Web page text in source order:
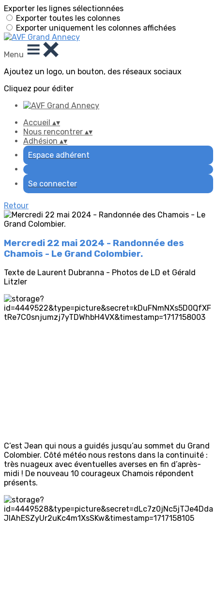
Exporter les lignes sélectionnées
Exporter toutes les colonnes
Exporter uniquement les colonnes affichées
Menu
Ajoutez un logo, un bouton, des réseaux sociaux
Cliquez pour éditer
Accueil ▴▾
Nous rencontrer ▴▾
Adhésion ▴▾
Espace adhérent
Se connecter
Retour
Mercredi 22 mai 2024 - Randonnée des
Chamois - Le Grand Colombier.
Texte de Laurent Dubranna - Photos de LD et Gérald
Litzler
C’est Jean qui nous a guidés jusqu’au sommet du Grand
Colombier. Côté météo nous restons dans la continuité :
très nuageux avec éventuelles averses en fin d’après-
midi ! De nouveau 10 courageux Chamois répondent
présents.